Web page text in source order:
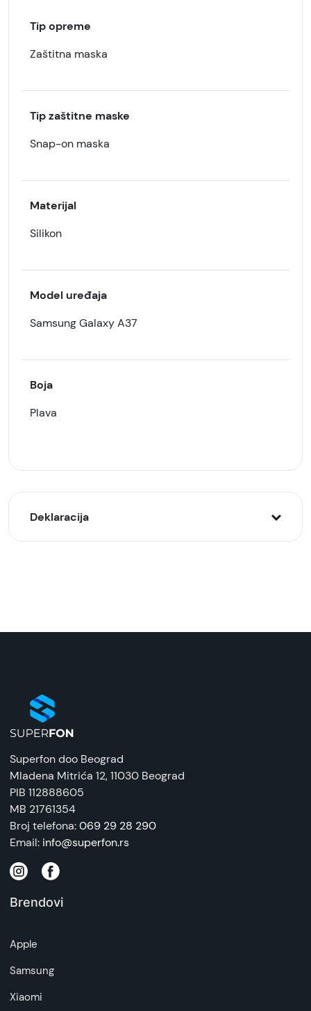
Tip opreme
Zaštitna maska
Tip zaštitne maske
Snap-on maska
Materijal
Silikon
Model uređaja
Samsung Galaxy A37
Boja
Plava
Deklaracija
Naziv i vrsta robe:
Tehnomarket
EAN:
8676424205736
Zemlja porekla:
Kina
Prava potrošača:
Zagarantovana sva prava kupaca po osnovu
na daljinu, uslove reklamacije i povrata pročitajte
artikala budu što tačnije i detaljnije ali ne može
da garantuje da su svi podaci apsolutno ispravni.
Superfon doo Beograd
Mladena Mitrića 12, 11030 Beograd
PIB 112888605
MB 21761354
Broj telefona:069 29 28 290
Email: info@superfon.rs
Brendovi
Apple
Samsung
Xiaomi